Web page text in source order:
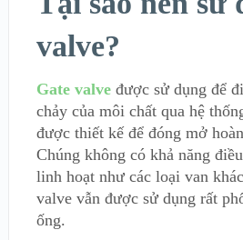
valve?
Gate valveđược sử dụng để
chảy của môi chất qua hệ
được thiết kế để đóng mở
Chúng không có khả năng
linh hoạt như các loại van
valve vẫn được sử dụng rất
ống.